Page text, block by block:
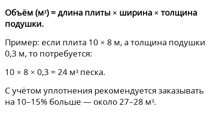
Объём (м³) = длина плиты × ширина × толщина
подушки.
Пример: если плита 10 × 8 м, а толщина подушки
0,3 м, то потребуется:
10 × 8 × 0,3 = 24 м³ песка.
С учётом уплотнения рекомендуется заказывать
на 10–15% больше — около 27–28 м³.